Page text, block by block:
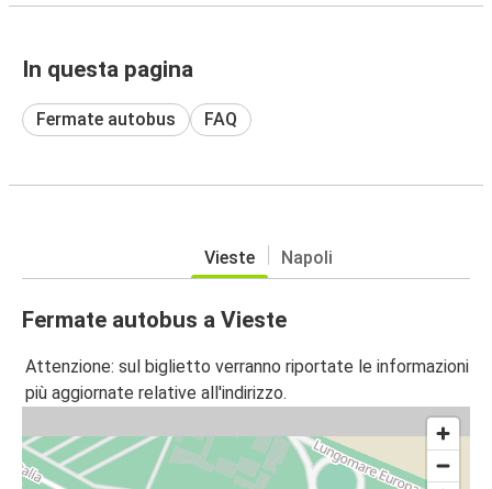
In questa pagina
Fermate autobus FAQ
Vieste Napoli
Fermate autobus a Vieste
Attenzione: sul biglietto verranno riportate le informazioni
più aggiornate relative all'indirizzo.